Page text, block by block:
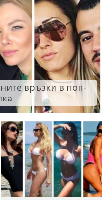
връзки в поп-